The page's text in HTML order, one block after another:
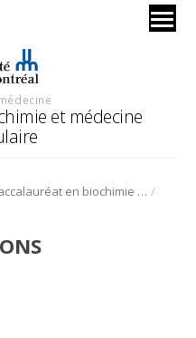
et médecine
Baccalauréat en biochimie et médecine moléculaire /